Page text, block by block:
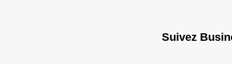
Suivez